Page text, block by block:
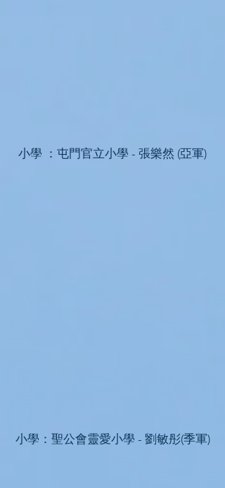
小學 ：屯門官立小學 - 張樂然 (亞軍)
小學：聖公會靈愛小學 - 劉敏彤(季軍)